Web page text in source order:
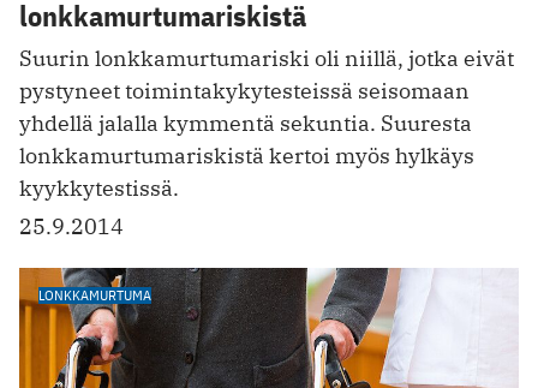
lonkkamurtumariskistä
Suurin lonkkamurtumariski oli niillä, jotka eivät
pystyneet toimintakykytesteissä seisomaan
yhdellä jalalla kymmentä sekuntia. Suuresta
lonkkamurtumariskistä kertoi myös hylkäys
kyykkytestissä.
25.9.2014
LONKKAMURTUMA